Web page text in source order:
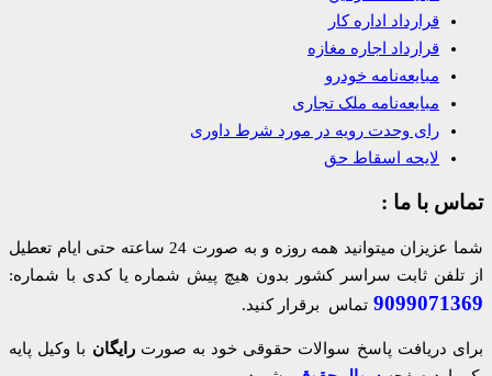
قرارداد اداره کار
قرارداد اجاره مغازه
مبایعه‌نامه خودرو
مبایعه‌نامه ملک تجاری
رای وحدت رویه در مورد شرط داوری
لایحه اسقاط حق
تماس با ما :
شما عزیزان میتوانید همه روزه و به صورت 24 ساعته حتی ایام تعطیل
از تلفن ثابت سراسر کشور بدون هیچ پیش شماره یا کدی با شماره:
9099071369 تماس برقرار کنید.
برای دریافت پاسخ سوالات حقوقی خود به صورت رایگان با وکیل پایه